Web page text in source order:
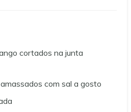
cortados na junta
com sal a gosto